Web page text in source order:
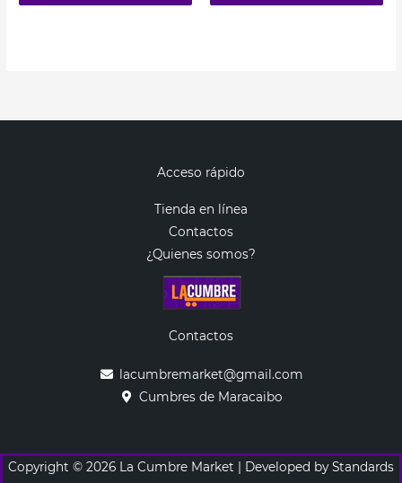
Contactos
lacumbremarket@gmail.com
Cumbres de Maracaibo
Acceso rápido
Tienda en línea
Contactos
¿Quienes somos?
Copyright © 2026 La Cumbre Market | Developed by Standards